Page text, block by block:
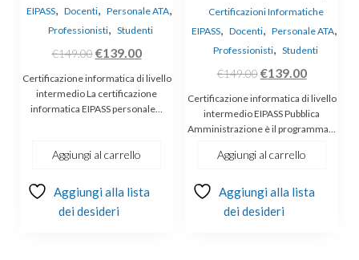
EIPASS, Docenti, Personale ATA,
Professionisti, Studenti
€149.00 Il
prezzo
originale
era:
€139.00Il
prezzo
attuale
è:
€139.00.
Certificazione informatica di livello
intermedio La certificazione
informatica EIPASS personale…
Aggiungi al carrello
Aggiungi alla lista
dei desideri
Certificazioni Informatiche
EIPASS, Docenti, Personale ATA,
Professionisti, Studenti
€149.00Il
prezzo
originale
era:
€149.00.
€139.00Il
prezzo
attuale
è:
Certificazione informatica di livello
intermedio EIPASS Pubblica
Amministrazione è il programma…
Aggiungi al carrello
Aggiungi alla lista
dei desideri